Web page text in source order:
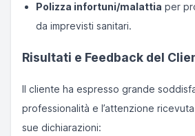
Polizza infortuni/malattia per
da imprevisti sanitari.
Risultati e Feedback del
Il cliente ha espresso grande
professionalità e l’attenzione
sue dichiarazioni: